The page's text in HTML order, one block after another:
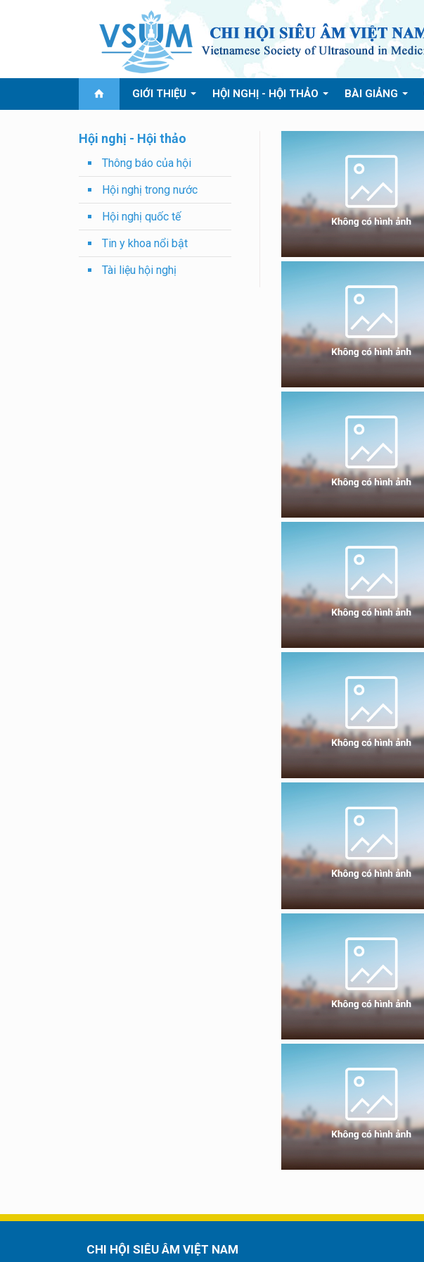
GIỚI THIỆU HỘI NGHỊ - HỘI THẢO BÀI GIẢNG
Hội nghị - Hội thảo
Thông báo của hội
Hội nghị trong nước
Hội nghị quốc tế
Tin y khoa nổi bật
Tài liệu hội nghị
CHI HỘI SIÊU ÂM VIỆT NAM